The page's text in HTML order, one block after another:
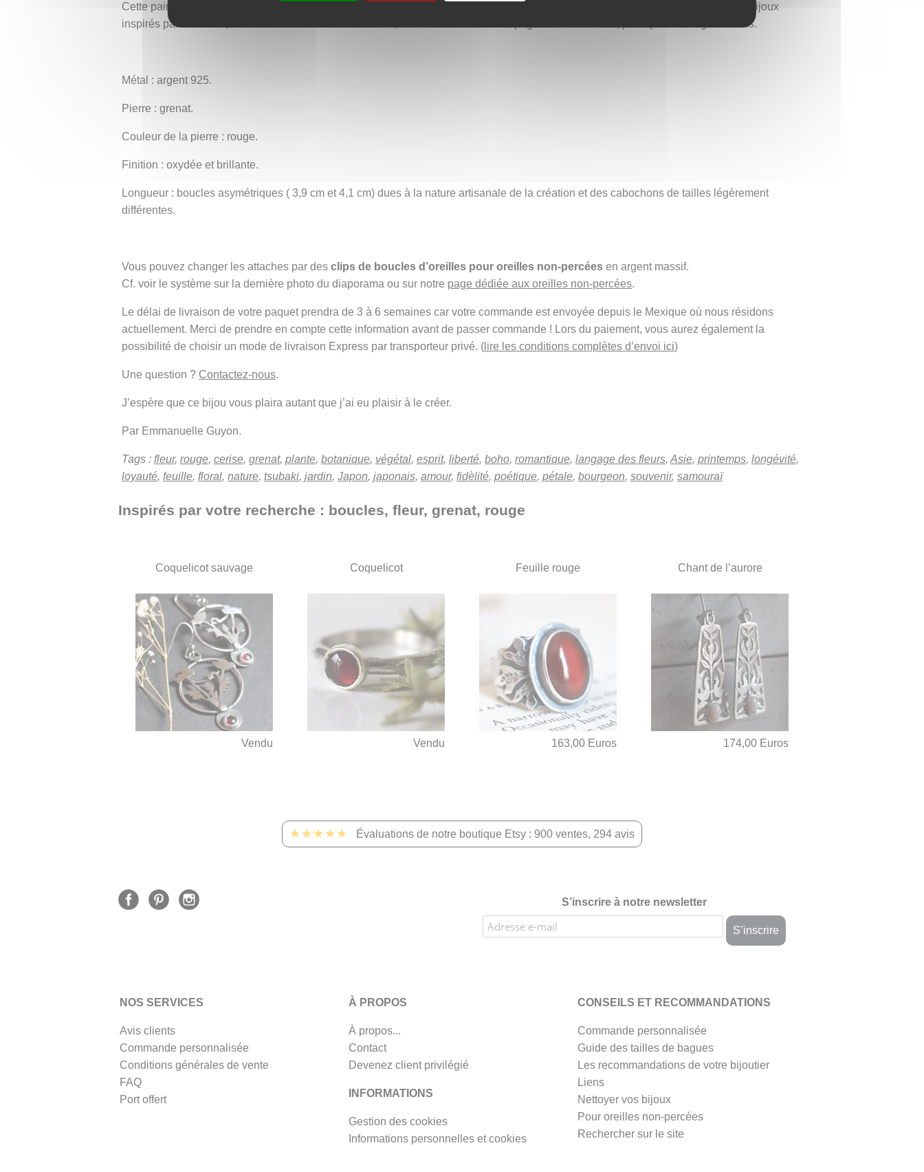
Cette paire de boucles d’oreilles est un hommage discret à la beauté des souvenirs et à la force des symboles. Si vous aimez les bijoux
inspirés par les fleurs, la nature et les cultures lointaines, « Camélia » est un compagnon idéal : raffiné, poétique et chargé de sens.
Métal : argent 925.
Pierre : grenat.
Couleur de la pierre : rouge.
Finition : oxydée et brillante.
Longueur : boucles asymétriques ( 3,9 cm et 4,1 cm) dues à la nature artisanale de la création et des cabochons de tailles légèrement
différentes.
Vous pouvez changer les attaches par des clips de boucles d’oreilles pour oreilles non-percées en argent massif.
Cf. voir le système sur la dernière photo du diaporama ou sur notre page dédiée aux oreilles non-percées.
Le délai de livraison de votre paquet prendra de 3 à 6 semaines car votre commande est envoyée depuis le Mexique où nous résidons
actuellement. Merci de prendre en compte cette information avant de passer commande ! Lors du paiement, vous aurez également la
possibilité de choisir un mode de livraison Express par transporteur privé. ( lire les conditions complètes d’envoi ici)
Une question ? Contactez-nous.
J’espère que ce bijou vous plaira autant que j’ai eu plaisir à le créer.
Par Emmanuelle Guyon.
Tags : fleur, rouge, cerise, grenat, plante, botanique, végétal, esprit, liberté, boho, romantique, langage des fleurs, Asie, printemps, longévité,
loyauté, feuille, floral, nature, tsubaki, jardin, Japon, japonais, amour, fidèlité, poétique, pétale, bourgeon, souvenir, samouraï
Inspirés par votre recherche : boucles, fleur, grenat, rouge
Coquelicot sauvage
Vendu
Coquelicot
Vendu
Feuille rouge
163,00 Euros
Chant de l’aurore
174,00 Euros
★★★★★ Évaluations de notre boutique Etsy : 900 ventes, 294 avis
S’inscrire à notre newsletter
NOS SERVICES
Avis clients
Commande personnalisée
Conditions générales de vente
FAQ
Port offert
À PROPOS
À propos...
Contact
Devenez client privilégié
INFORMATIONS
Gestion des cookies
Informations personnelles et cookies
CONSEILS ET RECOMMANDATIONS
Commande personnalisée
Guide des tailles de bagues
Les recommandations de votre bijoutier
Liens
Nettoyer vos bijoux
Pour oreilles non-percées
Rechercher sur le site